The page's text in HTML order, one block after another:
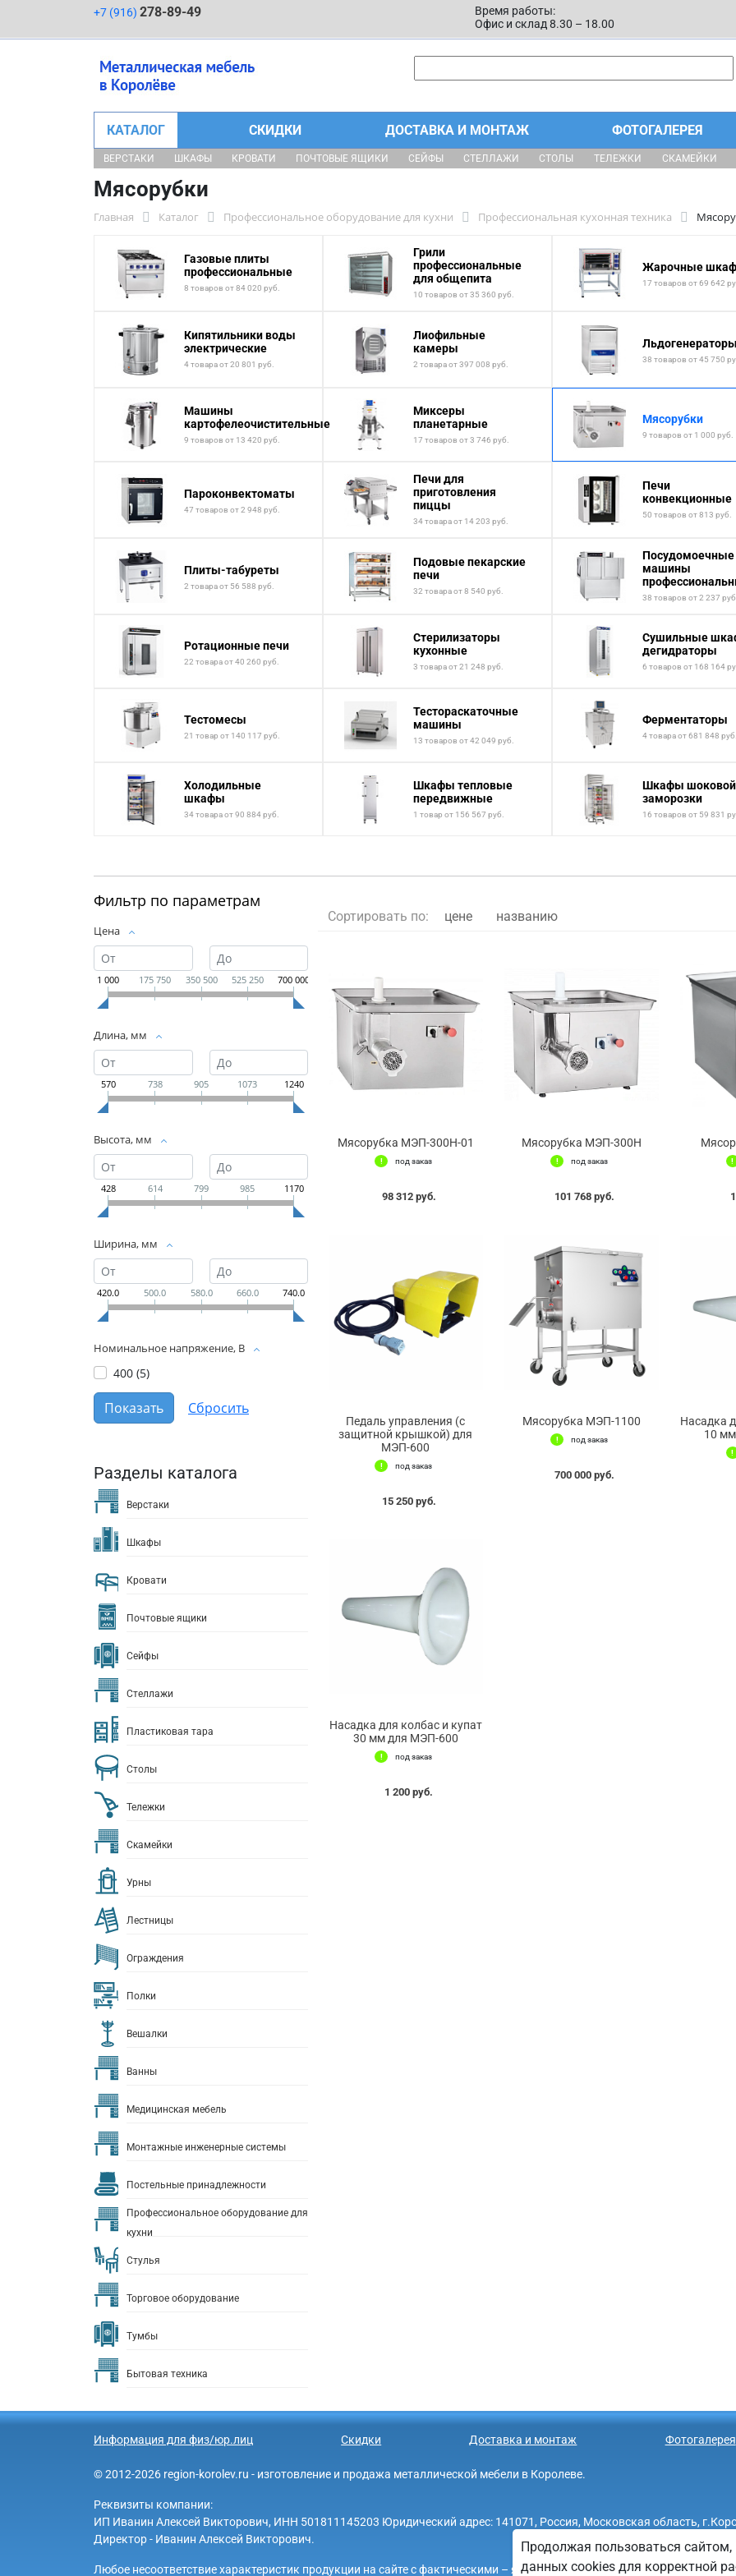
+7 (916) 278-89-49
Время работы:
Офис и склад 8.30 – 18.00
КАТАЛОГ СКИДКИ ДОСТАВКА И МОНТАЖ ФОТОГАЛЕРЕЯ
ВЕРСТАКИ ШКАФЫ КРОВАТИ ПОЧТОВЫЕ ЯЩИКИ СЕЙФЫ СТЕЛЛАЖИ СТОЛЫ ТЕЛЕЖКИ СКАМЕЙКИ
Мясорубки
Главная Каталог Профессиональное оборудование для кухни Профессиональная кухонная техника
Газовые плиты
профессиональные
8 товаров от 84 020 руб.
Грили
профессиональные
для общепита
10 товаров от 35 360 руб.
Жарочные
17 товаров от 69 642
Кипятильники воды
электрические
4 товара от 20 801 руб.
Лиофильные
камеры
2 товара от 397 008 руб.
38 товаров от 45 750
Машины
картофелеочистительные
9 товаров от 13 420 руб.
Миксеры
планетарные
17 товаров от 3 746 руб.
Мясорубки
9 товаров от 1 000 руб.
Пароконвектоматы
47 товаров от 2 948 руб.
Печи для
приготовления
пиццы
34 товара от 14 203 руб.
Печи
конвекционные
50 товаров от 813 руб.
Плиты-табуреты
2 товара от 56 588 руб.
Подовые пекарские
печи
32 товара от 8 540 руб.
Посудомоечные
машины
38 товаров от 2 237
Ротационные печи
22 товара от 40 260 руб.
Стерилизаторы
кухонные
3 товара от 21 248 руб.
Сушильные
дегидраторы
6 товаров от 168 164
Тестомесы
21 товар от 140 117 руб.
Тестораскаточные
машины
13 товаров от 42 049 руб.
Ферментаторы
4 товара от 681 848
Холодильные
шкафы
34 товара от 90 884 руб.
Шкафы тепловые
передвижные
1 товар от 156 567 руб.
Шкафы шоковой
заморозки
16 товаров от 59 831
Фильтр по параметрам
Цена
1 000 175 750 350 500 525 250 700 000
Длина, мм
570 738 905 1073 1240
Высота, мм
428 614 799 985 1170
Ширина, мм
420.0 500.0 580.0 660.0 740.0
Номинальное напряжение, В
400 (5)
Разделы каталога
Верстаки
Шкафы
Кровати
Почтовые ящики
Сейфы
Стеллажи
Пластиковая тара
Столы
Тележки
Скамейки
Урны
Лестницы
Ограждения
Полки
Вешалки
Ванны
Медицинская мебель
Монтажные инженерные системы
Постельные принадлежности
Профессиональное оборудование для
кухни
Стулья
Торговое оборудование
Тумбы
Бытовая техника
Сортировать по: цене названию
Мясорубка МЭП-300Н-01
под заказ
98 312 руб.
Мясорубка МЭП-300Н
под заказ
101 768 руб.
Педаль управления (с
защитной крышкой) для
МЭП-600
под заказ
15 250 руб.
Мясорубка МЭП-1100
под заказ
700 000 руб.
Насадка
10
Насадка для колбас и купат
30 мм для МЭП-600
под заказ
1 200 руб.
Информация для физ/юр.лиц Скидки Доставка и монтаж Фотогалерея
© 2012-2026 region-korolev.ru - изготовление и продажа металлической мебели в Королеве.
Реквизиты компании:
ИП Иванин Алексей Викторович, ИНН 501811145203 Юридический адрес: 141071, Россия, Московская область,
Директор - Иванин Алексей Викторович.
Любое несоответствие характеристик продукции на сайте с фактическими – является опечаткой.
Продолжая пользоваться
данных cookies для корректной